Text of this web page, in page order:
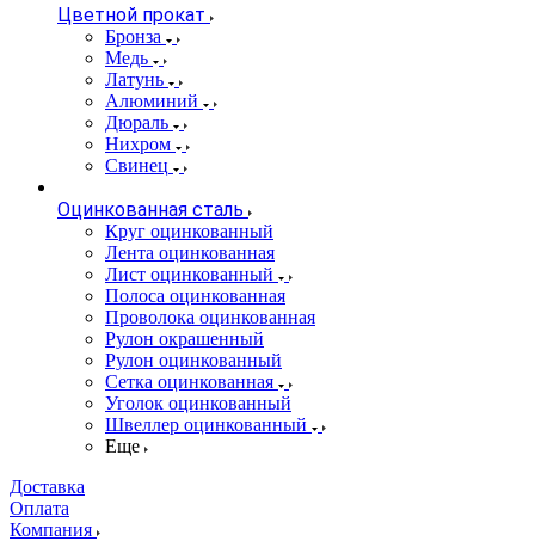
Цветной прокат
Бронза
Медь
Латунь
Алюминий
Дюраль
Нихром
Свинец
Оцинкованная сталь
Круг оцинкованный
Лента оцинкованная
Лист оцинкованный
Полоса оцинкованная
Проволока оцинкованная
Рулон окрашенный
Рулон оцинкованный
Сетка оцинкованная
Уголок оцинкованный
Швеллер оцинкованный
Еще
Доставка
Оплата
Компания